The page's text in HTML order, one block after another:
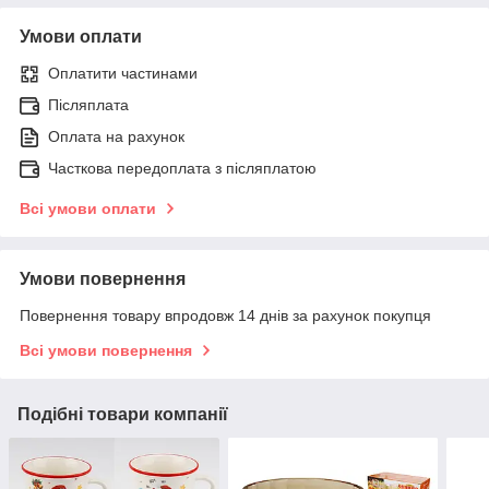
Умови оплати
Оплатити частинами
Післяплата
Оплата на рахунок
Часткова передоплата з післяплатою
Всі умови оплати
Умови повернення
Повернення товару впродовж 14 днів за рахунок покупця
Всі умови повернення
Подібні товари компанії